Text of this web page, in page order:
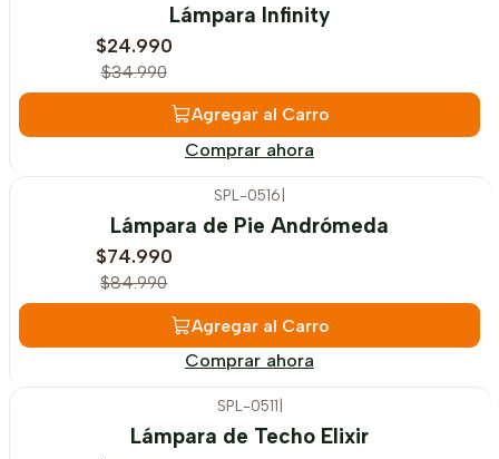
Lámpara Infinity
$24.990
$34.990
Agregar al Carro
Comprar ahora
OFF
SPL-0516
Lámpara de Pie Andrómeda
$74.990
$84.990
Agregar al Carro
Comprar ahora
SPL-0511
Lámpara de Techo Elixir